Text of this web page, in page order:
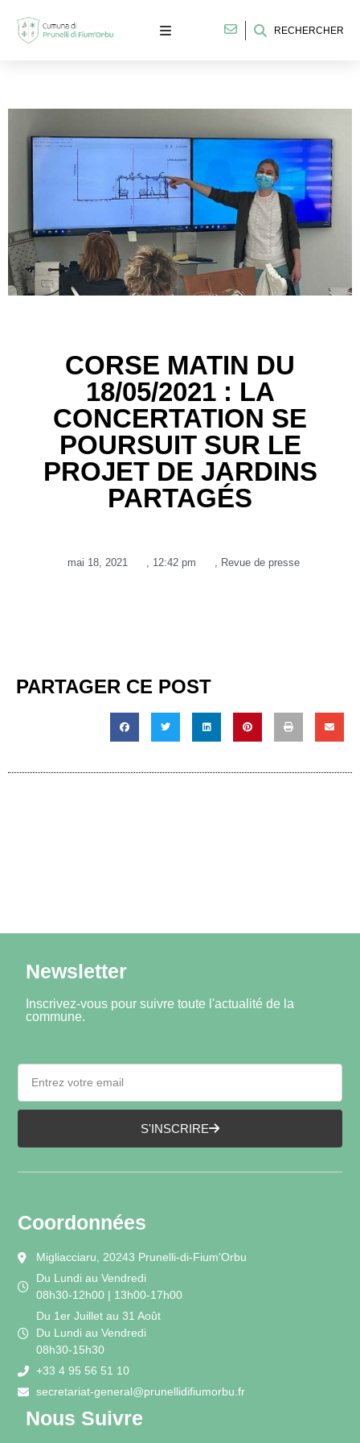
RECHERCHER
CORSE MATIN DU
18/05/2021 : LA
CONCERTATION SE
POURSUIT SUR LE
PROJET DE JARDINS
PARTAGÉS
mai 18, 2021 12:42 pm Revue de presse
PARTAGER CE POST
Newsletter
Inscrivez-vous pour suivre toute l'actualité de la
commune.
S'INSCRIRE
Coordonnées
Migliacciaru, 20243 Prunelli-di-Fium'Orbu
Du Lundi au Vendredi
08h30-12h00 | 13h00-17h00
Du 1er Juillet au 31 Août
Du Lundi au Vendredi
08h30-15h30
+33 4 95 56 51 10
secretariat-general@prunellidifiumorbu.fr
Nous Suivre